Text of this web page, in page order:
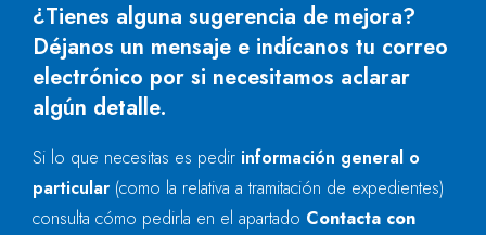
¿Tienes alguna sugerencia de mejora?
Déjanos un mensaje e indícanos tu correo
electrónico por si necesitamos aclarar
algún detalle.
Si lo que necesitas es pedir información general o
particular (como la relativa a tramitación de expedientes)
consulta cómo pedirla en el apartado Contacta con